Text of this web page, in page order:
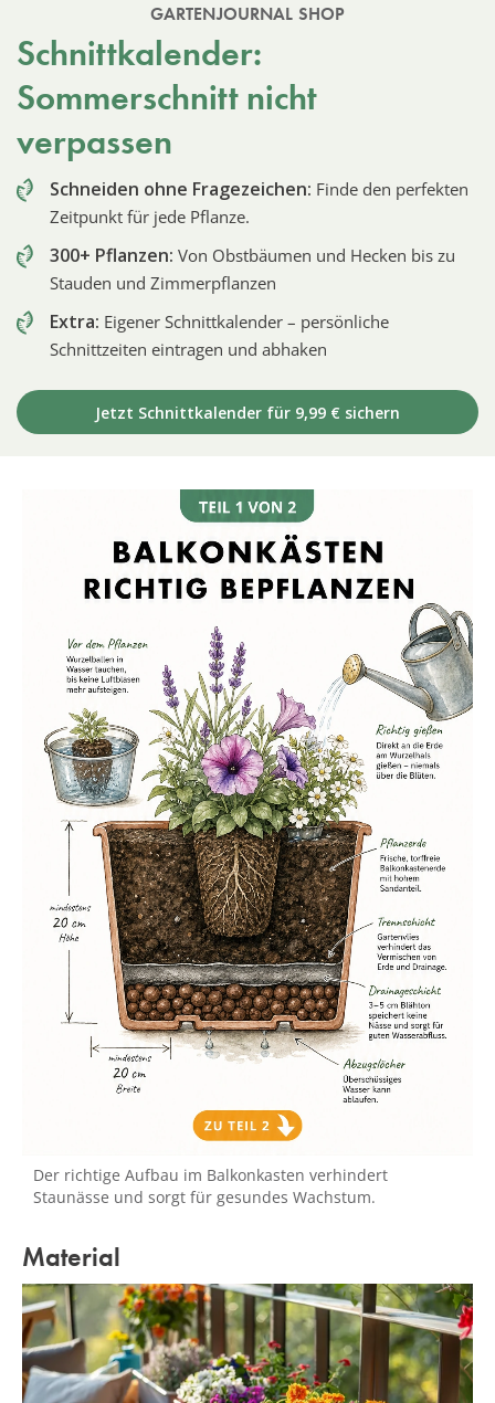
GARTENJOURNAL SHOP
Schnittkalender:
Sommerschnitt nicht
verpassen
Schneiden ohne Fragezeichen: Finde den perfekten
Zeitpunkt für jede Pflanze.
300+ Pflanzen: Von Obstbäumen und Hecken bis zu
Stauden und Zimmerpflanzen
Extra: Eigener Schnittkalender – persönliche
Schnittzeiten eintragen und abhaken
Jetzt Schnittkalender für 9,99 € sichern
Der richtige Aufbau im Balkonkasten verhindert
Staunässe und sorgt für gesundes Wachstum.
Material